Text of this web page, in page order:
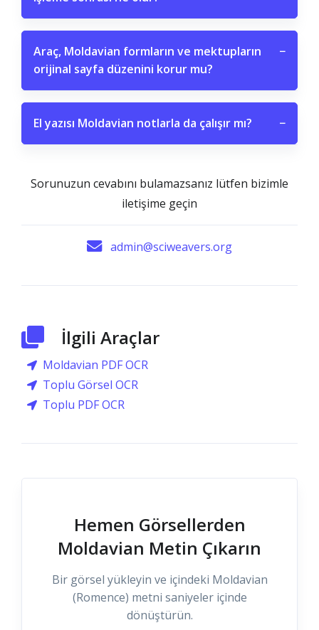
Araç, Moldavian formların ve mektupların
orijinal sayfa düzenini korur mu?
−
El yazısı Moldavian notlarla da çalışır mı? −
Sorunuzun cevabını bulamazsanız lütfen bizimle
iletişime geçin
admin@sciweavers.org
İlgili Araçlar
Moldavian PDF OCR
Toplu Görsel OCR
Toplu PDF OCR
Hemen Görsellerden
Moldavian Metin Çıkarın
Bir görsel yükleyin ve içindeki Moldavian
(Romence) metni saniyeler içinde
dönüştürün.